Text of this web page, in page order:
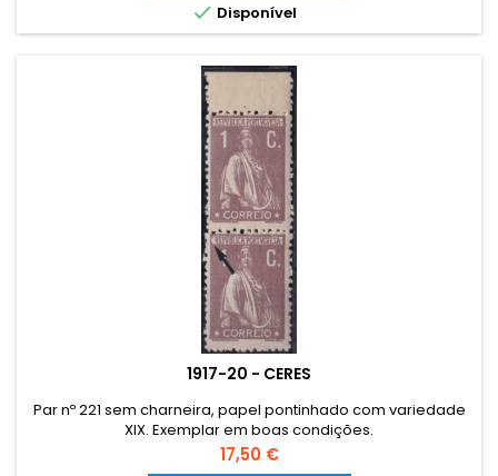
 Disponível
1917-20 - CERES
Par nº 221 sem charneira, papel pontinhado com variedade
XIX. Exemplar em boas condições.
Preço
17,50 €